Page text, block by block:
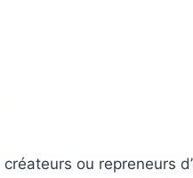
ou repreneurs